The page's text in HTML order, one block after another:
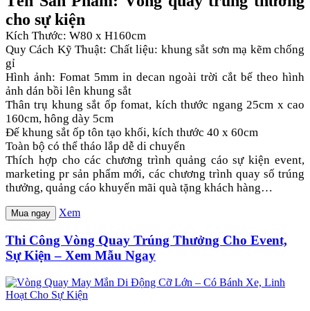
cho sự kiện
Kích Thước: W80 x H160cm
Quy Cách Kỹ Thuật: Chất liệu: khung sắt sơn mạ kẽm chống
gỉ
Hình ảnh: Fomat 5mm in decan ngoài trời cắt bế theo hình
ảnh dán bồi lên khung sắt
Thân trụ khung sắt ốp fomat, kích thước ngang 25cm x cao
160cm, hông dày 5cm
Đế khung sắt ốp tôn tạo khối, kích thước 40 x 60cm
Toàn bộ có thể tháo lắp dễ di chuyển
Thích hợp cho các chương trình quảng cáo sự kiện event,
marketing pr sản phẩm mới, các chương trình quay số trúng
thưởng, quảng cáo khuyến mãi quà tặng khách hàng…
Mua ngay Xem
Thi Công Vòng Quay Trúng Thưởng Cho Event,
Sự Kiện – Xem Mẫu Ngay